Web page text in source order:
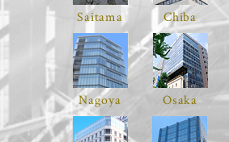
Saitama Chiba
Nagoya Osaka